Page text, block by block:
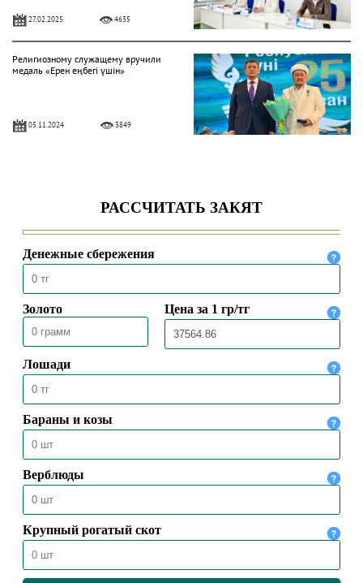
27.02.2025 4635
Религиозному служащему вручили
медаль «Ерен еңбегі үшін»
05.11.2024 3849
31.07.2024 4768
77 отечественным религиозным
специалистам вручены специальные
сертификаты
09.07.2024